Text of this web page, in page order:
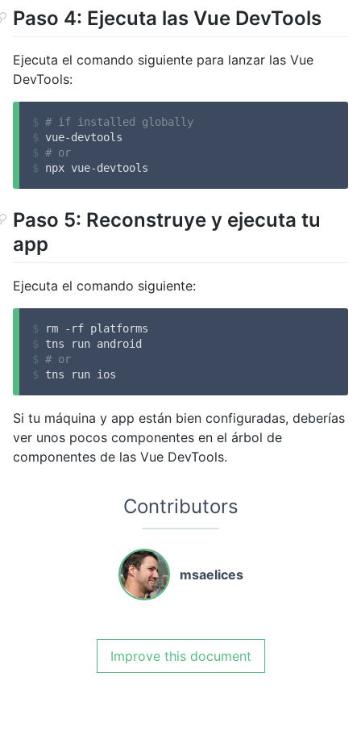
Paso 4: Ejecuta las Vue DevTools
Ejecuta el comando siguiente para lanzar las Vue
DevTools:
$ # if installed globally
$ vue-devtools
$ # or
$ npx vue-devtools
Paso 5: Reconstruye y ejecuta tu
app
Ejecuta el comando siguiente:
$ rm -rf platforms
$ tns run android
$ # or
$ tns run ios
Si tu máquina y app están bien configuradas, deberías
ver unos pocos componentes en el árbol de
componentes de las Vue DevTools.
Contributors
msaelices
Improve this document